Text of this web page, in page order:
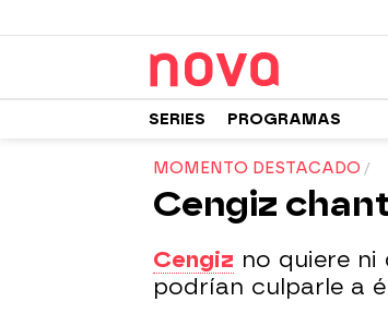
SERIES PROGRAMAS
MOMENTO DESTACADO
Cengiz
Cengiz no quiere ni
podrían culparle a